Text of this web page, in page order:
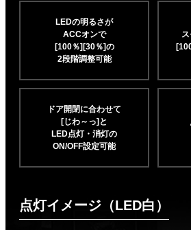
LEDの明るさが
ACCオンで
[100％][30％]の
2段階調整可能
ドア開閉に合わせて
[じわ～っ]と
LED点灯・消灯の
ON/OFF設定可能
点灯イメージ（LED白）